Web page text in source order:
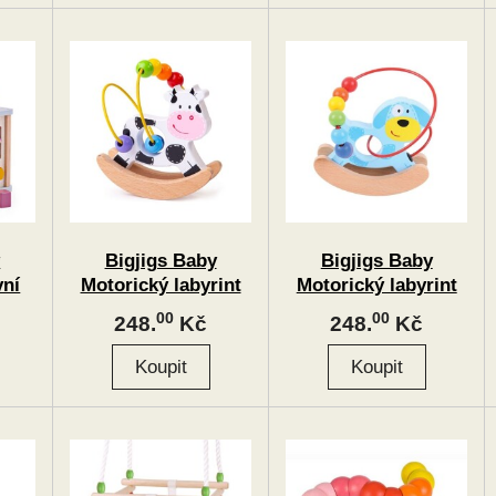
Bigjigs Baby
Motorický labyrint
houpačka kravička
248.00 Kč
Bigjigs Baby
Motorický labyrint
houpačka pejsek
248.00 Kč